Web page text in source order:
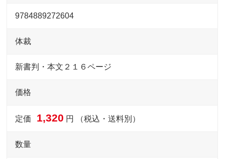
9784889272604
体裁
新書判・本文２１６ページ
価格
定価 1,320 円 （税込・送料別）
数量